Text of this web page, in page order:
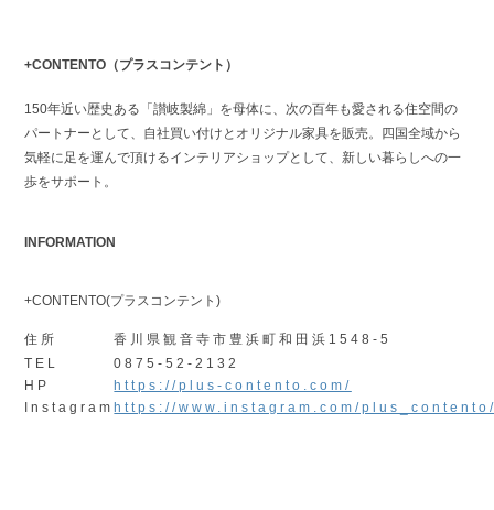
+CONTENTO（プラスコンテント）
150年近い歴史ある「讃岐製綿」を母体に、次の百年も愛される住空間の
パートナーとして、自社買い付けとオリジナル家具を販売。四国全域から
気軽に足を運んで頂けるインテリアショップとして、新しい暮らしへの一
歩をサポート。
INFORMATION
+CONTENTO(プラスコンテント)
住所
香川県観音寺市豊浜町和田浜1548-5
TEL
0875-52-2132
HP
https://plus-contento.com/
Instagram https://www.instagram.com/